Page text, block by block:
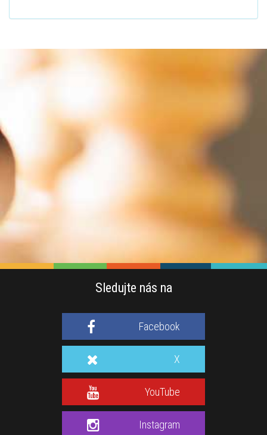
Sledujte nás na
Facebook
X
YouTube
Instagram